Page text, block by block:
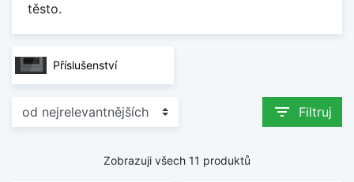
těsto.
Příslušenství
filter_list Filtruj
Zobrazuji všech 11 produktů